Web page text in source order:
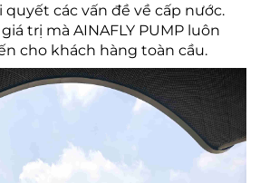
các vấn đề về cấp nước.
trị mà AINAFLY PUMP luôn
cho khách hàng toàn cầu.